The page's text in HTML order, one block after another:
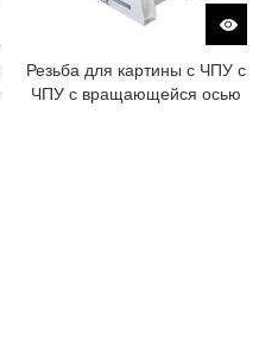
Резьба для картины с ЧПУ с
ЧПУ с вращающейся осью